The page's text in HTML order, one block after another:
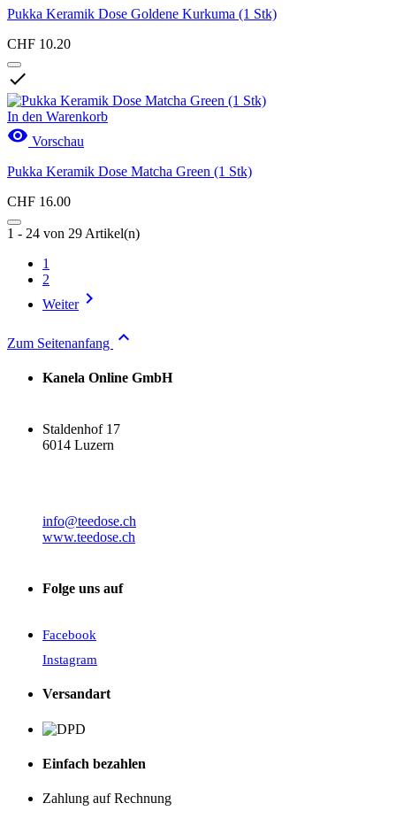
Pukka Keramik Dose Goldene Kurkuma (1 Stk)
CHF 10.20

In den Warenkorb
 Vorschau
Pukka Keramik Dose Matcha Green (1 Stk)
CHF 16.00
1 - 24 von 29 Artikel(n)
1
2
Weiter
Zum Seitenanfang 
Kanela Online GmbH
Staldenhof 17
6014 Luzern
info@teedose.ch
www.teedose.ch
Folge uns auf
Facebook
Instagram
Versandart
Einfach bezahlen
Zahlung auf Rechnung